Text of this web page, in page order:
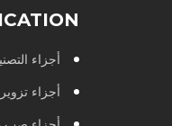
أجزاء
أجزاء